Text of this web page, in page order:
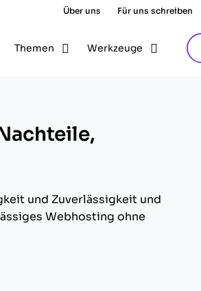
Über uns Für uns schreiben
Themen Werkzeuge
und Zuverlässigkeit und
Webhosting ohne